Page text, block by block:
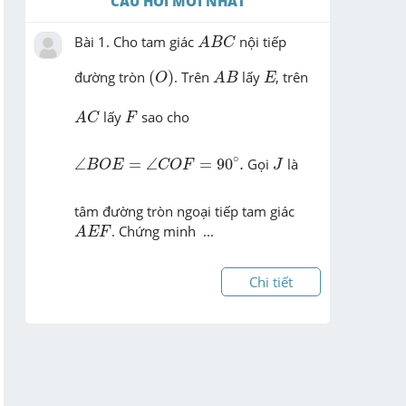
Bài 1. Cho tam giác ABC
A BC nội tiếp
đường tròn (O)
(O) . Trên AB
A B lấy E
E, trên
AC
AC lấy F
F sao cho
∠BOE = ∠COF = 90∘.
∠BO ∠COF= ∘. Gọi J là
tâm đường tròn ngoại tiếp tam giác
AEF
A EF . Chứng minh  ...
Chi tiết